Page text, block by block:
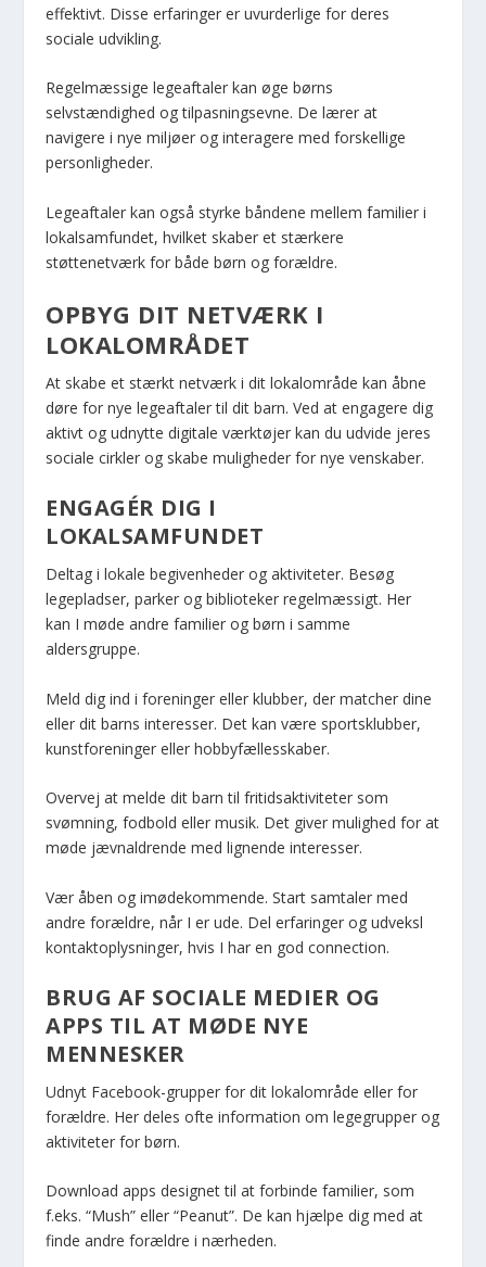
effektivt. Disse erfaringer er uvurderlige for deres
sociale udvikling.
Regelmæssige legeaftaler kan øge børns
selvstændighed og tilpasningsevne. De lærer at
navigere i nye miljøer og interagere med forskellige
personligheder.
Legeaftaler kan også styrke båndene mellem familier i
lokalsamfundet, hvilket skaber et stærkere
støttenetværk for både børn og forældre.
OPBYG DIT NETVÆRK I
LOKALOMRÅDET
At skabe et stærkt netværk i dit lokalområde kan åbne
døre for nye legeaftaler til dit barn. Ved at engagere dig
aktivt og udnytte digitale værktøjer kan du udvide jeres
sociale cirkler og skabe muligheder for nye venskaber.
ENGAGÉR DIG I
LOKALSAMFUNDET
Deltag i lokale begivenheder og aktiviteter. Besøg
legepladser, parker og biblioteker regelmæssigt. Her
kan I møde andre familier og børn i samme
aldersgruppe.
Meld dig ind i foreninger eller klubber, der matcher dine
eller dit barns interesser. Det kan være sportsklubber,
kunstforeninger eller hobbyfællesskaber.
Overvej at melde dit barn til fritidsaktiviteter som
svømning, fodbold eller musik. Det giver mulighed for at
møde jævnaldrende med lignende interesser.
Vær åben og imødekommende. Start samtaler med
andre forældre, når I er ude. Del erfaringer og udveksl
kontaktoplysninger, hvis I har en god connection.
BRUG AF SOCIALE MEDIER OG
APPS TIL AT MØDE NYE
MENNESKER
Udnyt Facebook-grupper for dit lokalområde eller for
forældre. Her deles ofte information om legegrupper og
aktiviteter for børn.
Download apps designet til at forbinde familier, som
f.eks. “Mush” eller “Peanut”. De kan hjælpe dig med at
finde andre forældre i nærheden.